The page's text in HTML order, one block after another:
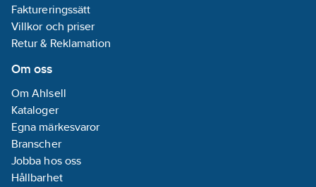
Faktureringssätt
Villkor och priser
Retur & Reklamation
Om oss
Om Ahlsell
Kataloger
Egna märkesvaror
Branscher
Jobba hos oss
Hållbarhet